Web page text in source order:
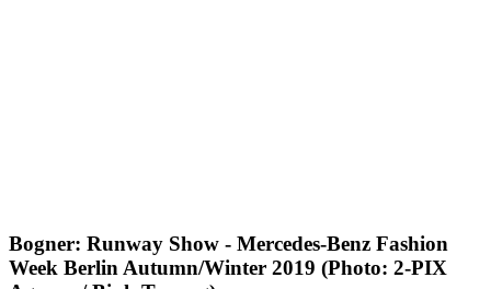
Bogner: Runway Show - Mercedes-Benz Fashion
Week Berlin Autumn/Winter 2019 (Photo: 2-PIX